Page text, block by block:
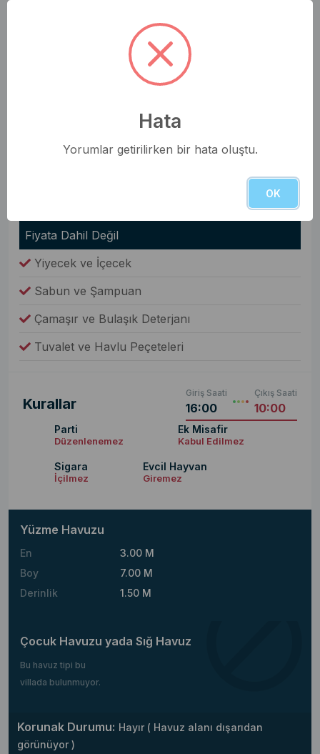
Ütü & Ütü Masası
Fiyata Dahil Değil
Yiyecek ve İçecek
Sabun ve Şampuan
Çamaşır ve Bulaşık Deterjanı
Tuvalet ve Havlu Peçeteleri
Kurallar
Giriş Saati
16:00
Çıkış Saati
10:00
Parti
Düzenlenemez
Ek Misafir
Kabul Edilmez
Sigara
İçilmez
Evcil Hayvan
Giremez
Yüzme Havuzu
En
3.00 M
Boy
7.00 M
Derinlik
1.50 M
Çocuk Havuzu yada Sığ Havuz
Bu havuz tipi bu
villada bulunmuyor.
Korunak Durumu: Hayır ( Havuz alanı dışarıdan
görünüyor )
Hata
Yorumlar getirilirken bir hata oluştu.
OK